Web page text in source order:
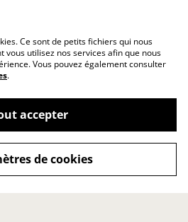
Ce sont de petits fichiers qui nous
utilisez nos services afin que nous
Vous pouvez également consulter
.
accepter
de cookies